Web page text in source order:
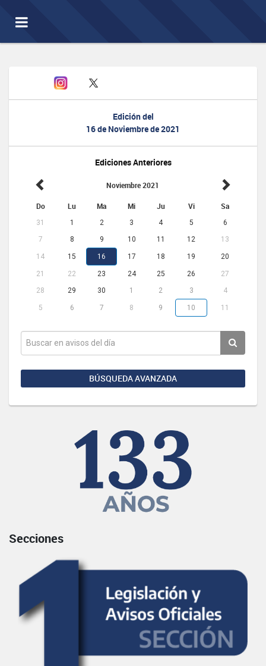
Toggle
navigation
Edición del
16 de Noviembre de 2021
Ediciones Anteriores
Noviembre 2021
Do Lu Ma Mi Ju Vi Sa
31 1 2 3 4 5
6
7
8 9 10 11 12 13
14 15 16 17 18 19 20
21 22 23 24 25 26
27
28
29 30 1 2 3 4
5 6 7 8 9 10 11
BÚSQUEDA AVANZADA
Secciones